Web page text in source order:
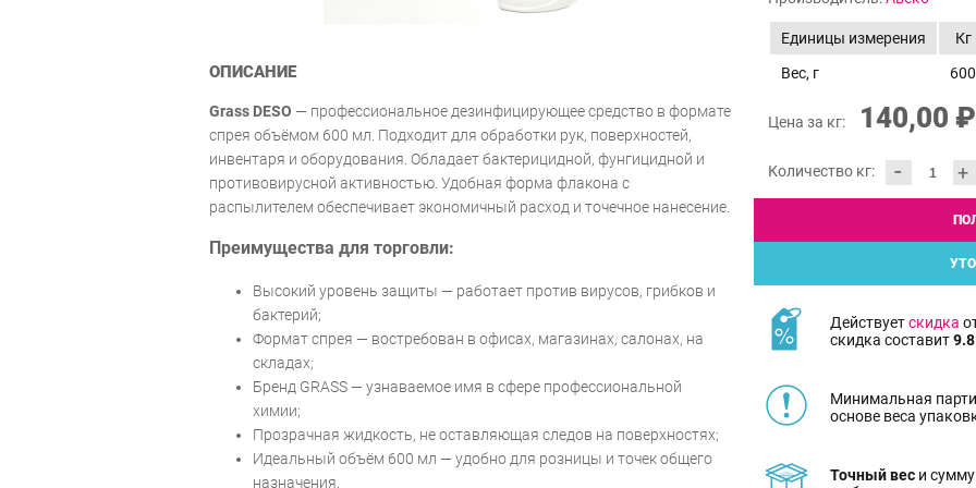
Единицы измерения
Кг
Вес, г
600
Цена за кг: 140,00 ₽
Количество кг: - +
Действуетскидка
скидка составит
Минимальная
основе веса
Точный вес и
ОПИСАНИЕ
Grass DESO — профессиональное дезинфицирующее средство в формате
спрея объёмом 600 мл. Подходит для обработки рук, поверхностей,
инвентаря и оборудования. Обладает бактерицидной, фунгицидной и
противовирусной активностью. Удобная форма флакона с
распылителем обеспечивает экономичный расход и точечное нанесение.
Преимущества для торговли:
Высокий уровень защиты — работает против вирусов, грибков и
бактерий;
Формат спрея — востребован в офисах, магазинах, салонах, на
складах;
Бренд GRASS — узнаваемое имя в сфере профессиональной
химии;
Прозрачная жидкость, не оставляющая следов на поверхностях;
Идеальный объём 600 мл — удобно для розницы и точек общего
назначения.